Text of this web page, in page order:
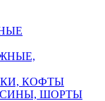
КОФТЫ
ШОРТЫ